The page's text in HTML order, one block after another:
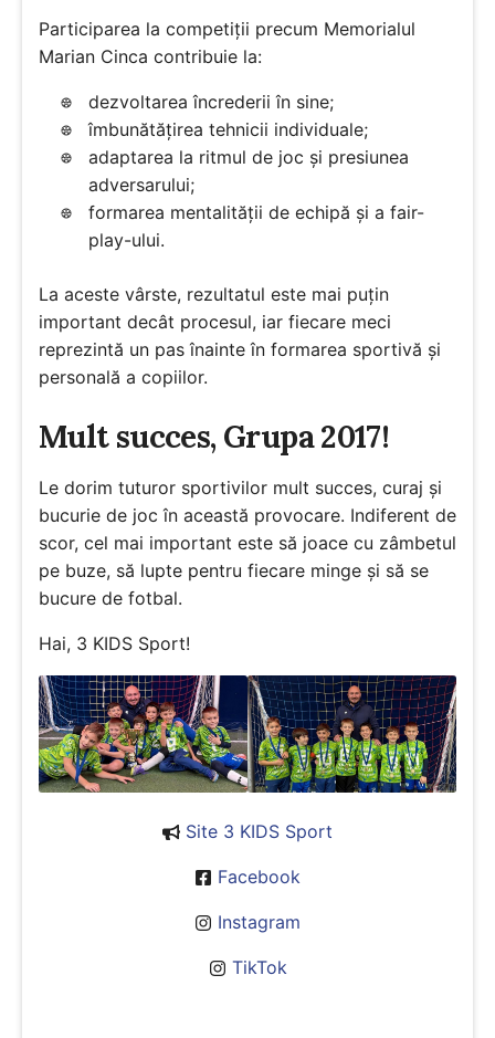
Participarea la competiții precum Memorialul
Marian Cinca contribuie la:
dezvoltarea încrederii în sine;
îmbunătățirea tehnicii individuale;
adaptarea la ritmul de joc și presiunea
adversarului;
formarea mentalității de echipă și a fair-
play-ului.
La aceste vârste, rezultatul este mai puțin
important decât procesul, iar fiecare meci
reprezintă un pas înainte în formarea sportivă și
personală a copiilor.
Mult succes, Grupa 2017!
Le dorim tuturor sportivilor mult succes, curaj și
bucurie de joc în această provocare. Indiferent de
scor, cel mai important este să joace cu zâmbetul
pe buze, să lupte pentru fiecare minge și să se
bucure de fotbal.
Hai, 3 KIDS Sport!
Site 3 KIDS Sport
Facebook
Instagram
TikTok